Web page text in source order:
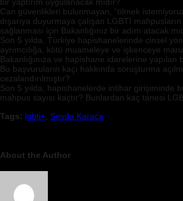
Can güvenlikleri bulunmayan, “ölmek
dışarıya duyurmaya çalışan LGBTİ
sağlanması için Bakanlığınız bir adım atacak
Son 5 yılda, Türkiye hapishanelerinde cinsel
ayrımcılığa, kötü muameleye ve işkenceye
Bakanlığınıza ve hapishane idarelerine yapılan
Bu başvuruların kaçı hakkında soruşturma
cezalandırılmıştır?
Son 5 yılda, hapishanelerde intihar girişiminde
mahpus sayısı kaçtır? Bunlardan kaç tanesi
Tags: lgbti+ Sevda Karaca
About the Author